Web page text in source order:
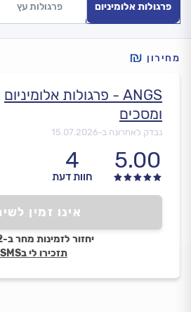
פרגולות אלומיניום פרגולות עץ
מחירון
ANGS - פרגולות אלומיניום
ומסכים
נבדק לאחרונה ב-15.07.2026
5.00
4
חוות דעת
אינו זמין
יחזור לזמינות מחר ב-20:32
תזכירו לי בSMS